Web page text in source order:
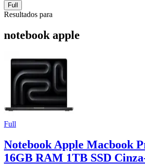
Full
Resultados para
notebook apple
Full
Notebook Apple Macbook
16GB RAM 1TB SSD